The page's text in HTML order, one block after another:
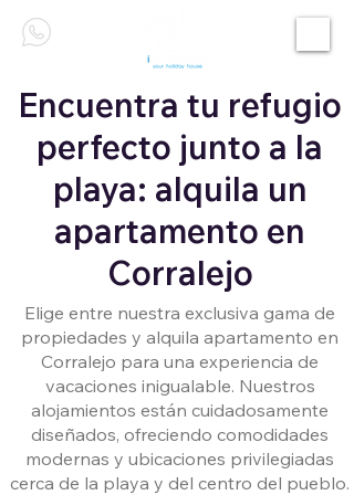
Encuentra tu refugio
perfecto junto a la
playa: alquila un
apartamento en
Corralejo
Elige entre nuestra exclusiva gama de
propiedades y alquila apartamento en
Corralejo para una experiencia de
vacaciones inigualable. Nuestros
alojamientos están cuidadosamente
diseñados, ofreciendo comodidades
modernas y ubicaciones privilegiadas
cerca de la playa y del centro del pueblo.